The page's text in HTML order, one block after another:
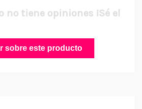
no tiene opiniones ¡Sé el
sobre este producto